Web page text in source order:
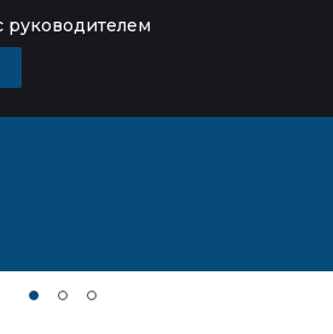
руководителем